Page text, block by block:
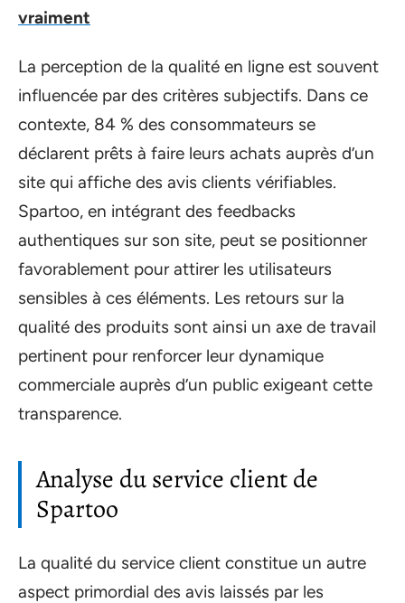
vraiment
La perception de la qualité en ligne est souvent
influencée par des critères subjectifs. Dans ce
contexte, 84 % des consommateurs se
déclarent prêts à faire leurs achats auprès d’un
site qui affiche des avis clients vérifiables.
Spartoo, en intégrant des feedbacks
authentiques sur son site, peut se positionner
favorablement pour attirer les utilisateurs
sensibles à ces éléments. Les retours sur la
qualité des produits sont ainsi un axe de travail
pertinent pour renforcer leur dynamique
commerciale auprès d’un public exigeant cette
transparence.
Analyse du service client de
Spartoo
La qualité du service client constitue un autre
aspect primordial des avis laissés par les